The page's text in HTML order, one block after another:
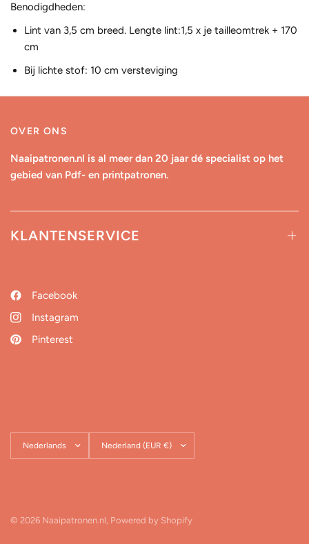
Benodigdheden:
Lint van 3,5 cm breed. Lengte lint:1,5 x je tailleomtrek + 170
cm
Bij lichte stof: 10 cmversteviging
OVER ONS
Naaipatronen.nl is al meer dan 20 jaar dé specialist op het
gebied van Pdf- en printpatronen.
KLANTENSERVICE
Facebook
Instagram
Pinterest
© 2026 Naaipatronen.nl, Powered by Shopify